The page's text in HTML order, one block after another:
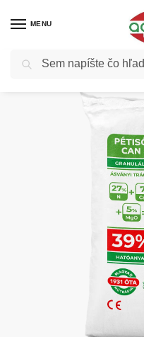
MENU
Domov Hnojivá / Hnojivá profi /